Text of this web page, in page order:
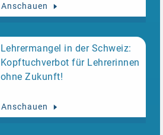
Anschauen
Lehrermangel in der Schweiz:
Kopftuchverbot für Lehrerinnen
ohne Zukunft!
Anschauen